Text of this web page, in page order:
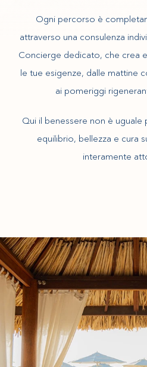
Ogni percorso è
attraverso una consulenza
Concierge dedicato, che crea
le tue esigenze, dalle mattine
ai pomeriggi
Qui il benessere non è uguale
equilibrio, bellezza e cura
interamente